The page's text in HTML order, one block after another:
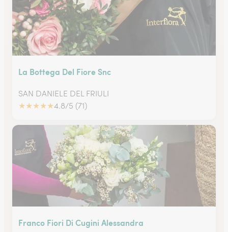
La Bottega Del Fiore Snc
SAN DANIELE DEL FRIULI
★★★★★4.8/5 (71)
Franco Fiori Di Cugini Alessandra